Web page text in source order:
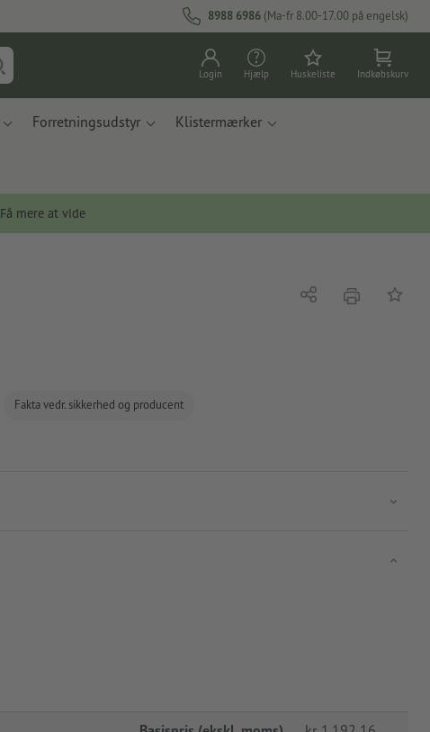
8988 6986 (Ma-fr 8.00-17.00 på engelsk)
Login Hjælp Huskeliste Indkøbskurv
Forretningsudstyr Klistermærker
Få mere at vide
Fakta vedr. sikkerhed og producent
Del tryk Tilføj